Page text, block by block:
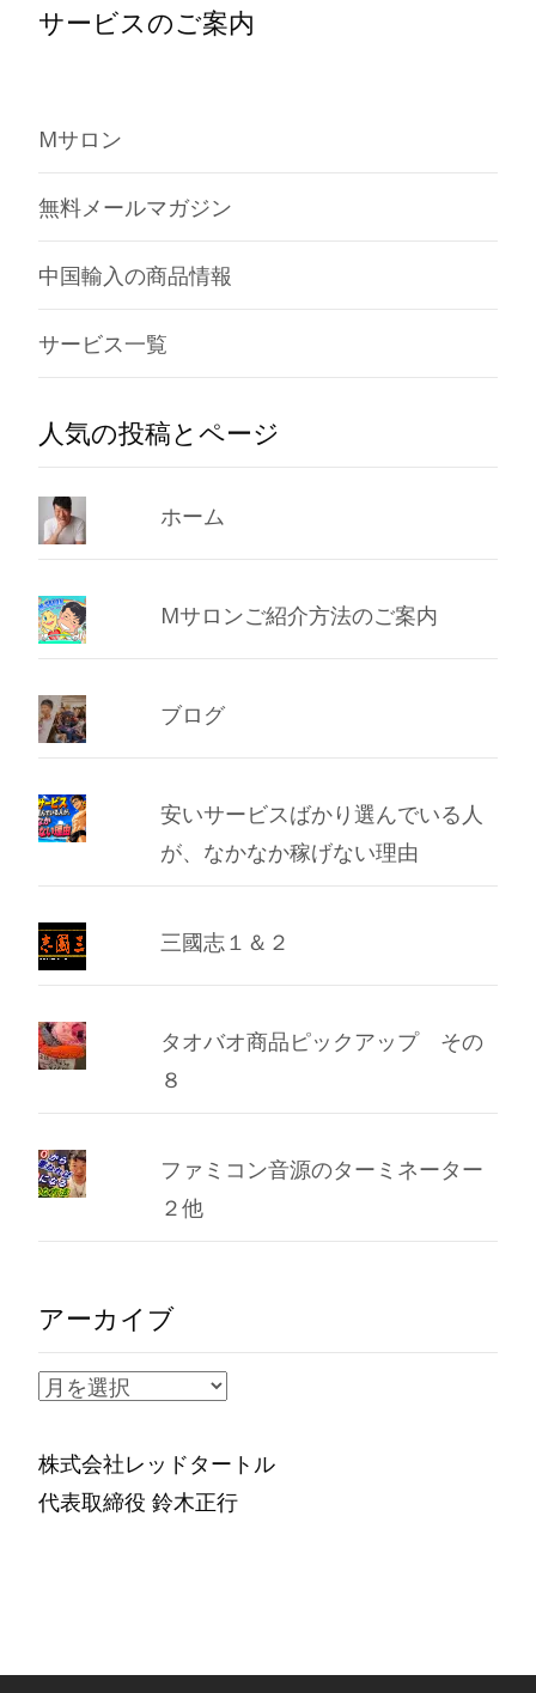
サービスのご案内
Mサロン
無料メールマガジン
中国輸入の商品情報
サービス一覧
人気の投稿とページ
ホーム
Mサロンご紹介方法のご案内
ブログ
安いサービスばかり選んでいる人
が、なかなか稼げない理由
三國志１＆２
タオバオ商品ピックアップ その
８
ファミコン音源のターミネーター
２他
アーカイブ
ア
カ
イ
株式会社レッドタートル
代表取締役 鈴木正行